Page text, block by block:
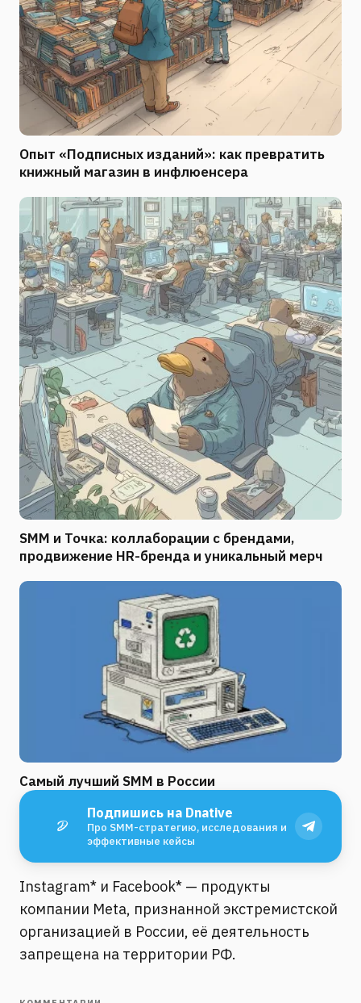
Опыт «Подписных изданий»: как превратить
книжный магазин в инфлюенсера
SMM и Точка: коллаборации с брендами,
продвижение HR-бренда и уникальный мерч
Самый лучший SMM в России
Подпишись на Dnative
Про SMM-стратегию, исследования и
эффективные кейсы
Instagram* и Facebook* — продукты
компании Meta, признанной экстремистской
организацией в России, её деятельность
запрещена на территории РФ.